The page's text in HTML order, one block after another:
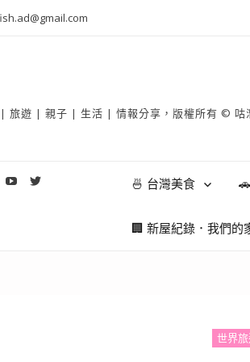
旅遊 | 親子 | 生活 | 情報分享，版權所有 © 咕
🍜 台灣美食
🏢 新屋紀錄．我們的
世界